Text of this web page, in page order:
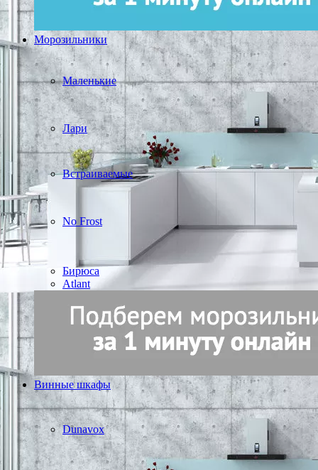
Морозильники
Маленькие
Лари
Встраиваемые
No Frost
Бирюса
Atlant
Винные шкафы
Dunavox